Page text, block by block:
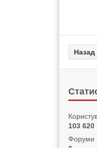
103 620
Форуми